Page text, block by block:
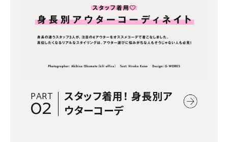
PART
02
スタッフ着用！ 身長別ア
ウターコーデ